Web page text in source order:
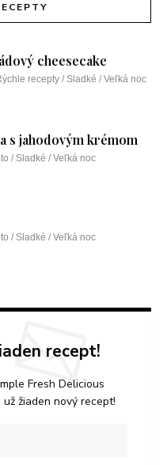
cheesecake
recepty / Sladké / Veľká noc
s jahodovým krémom
/ Sladké / Veľká noc
/ Sladké / Veľká noc
recept!
Fresh Delicious
žiaden nový recept!